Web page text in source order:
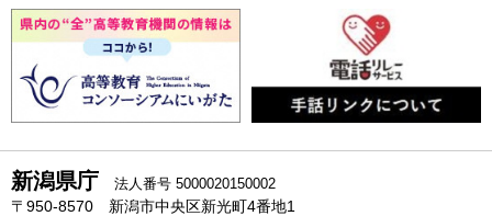
新潟県庁 法人番号 5000020150002
〒950-8570 新潟市中央区新光町4番地1